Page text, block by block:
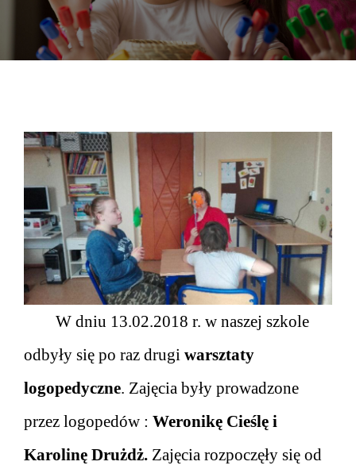
DOKUMENTY
PROJEKTY
WYKUS
KONTAKT
W dniu 13.02.2018 r. w naszej szkole
odbyły się po raz drugi warsztaty
logopedyczne. Zajęcia były prowadzone
przez logopedów : Weronikę Cieślę i
Karolinę Drużdż.Zajęcia rozpoczęły się od